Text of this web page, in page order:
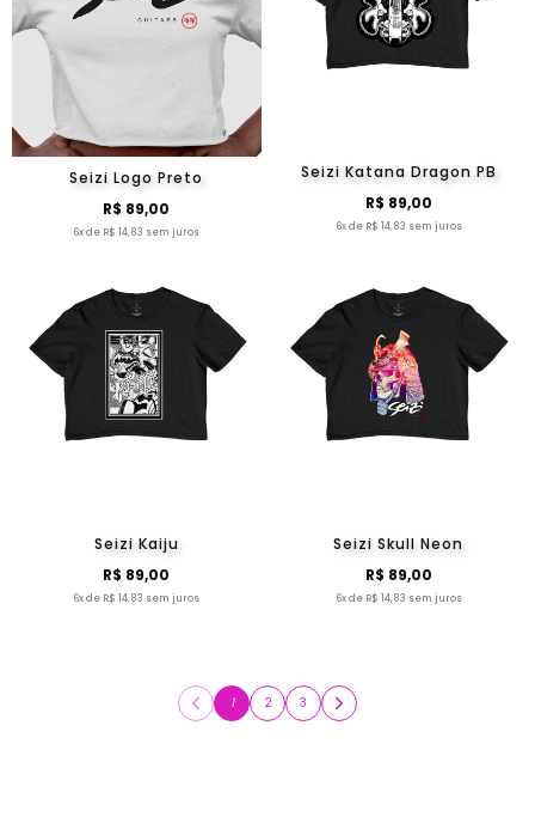
Seizi Logo Preto
R$ 89,00
6x de R$ 14,83 sem juros
Seizi Katana Dragon PB
R$ 89,00
6x de R$ 14,83 sem juros
Seizi Kaiju
R$ 89,00
6x de R$ 14,83 sem juros
Seizi Skull Neon
R$ 89,00
6x de R$ 14,83 sem juros
1 2 3